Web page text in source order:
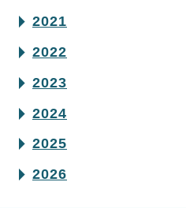
2021
2022
2023
2024
2025
2026